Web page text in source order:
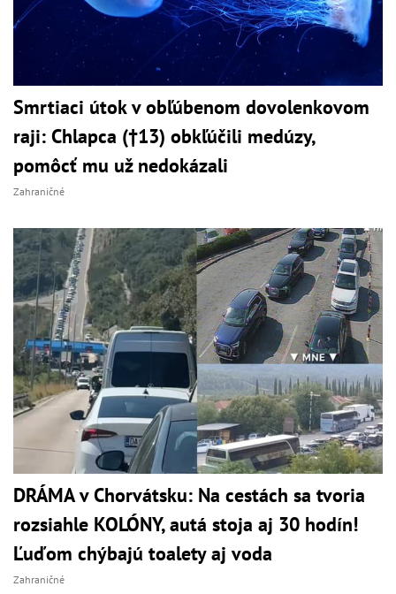
Smrtiaci útok v obľúbenom dovolenkovom
raji: Chlapca (†13) obkľúčili medúzy,
pomôcť mu už nedokázali
Zahraničné
DRÁMA v Chorvátsku: Na cestách sa tvoria
rozsiahle KOLÓNY, autá stoja aj 30 hodín!
Ľuďom chýbajú toalety aj voda
Zahraničné